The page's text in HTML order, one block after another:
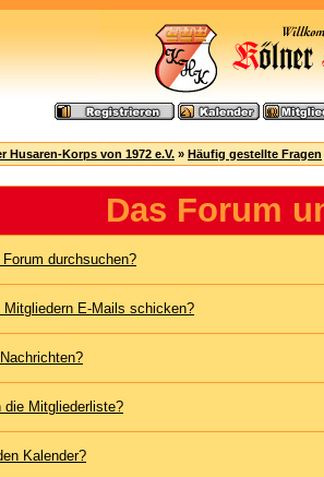
Husaren-Korps von 1972 e.V. » Häufig gestellte Fragen
Das Forum
durchsuchen?
Mitgliedern E-Mails schicken?
die Mitgliederliste?
Kalender?